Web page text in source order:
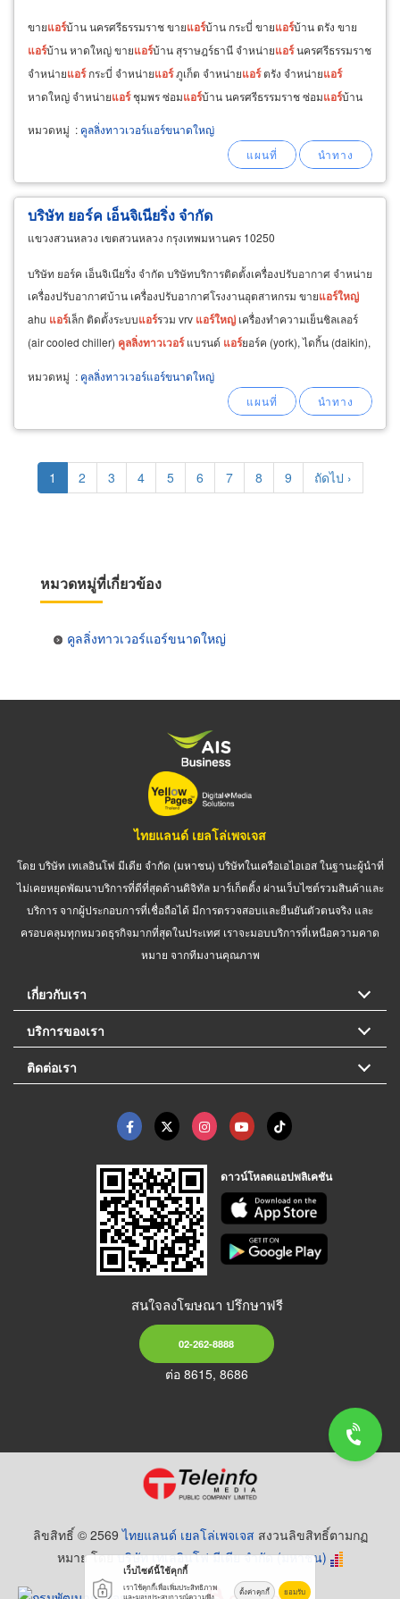
ขายแอร์บ้าน นครศรีธรรมราช ขายแอร์บ้าน กระบี่ ขายแอร์บ้าน ตรัง ขาย
แอร์บ้าน หาดใหญ่ ขายแอร์บ้าน สุราษฎร์ธานี จำหน่ายแอร์นครศรีธรรมราช
จำหน่ายแอร์กระบี่ จำหน่ายแอร์ภูเก็ต จำหน่ายแอร์ตรัง จำหน่ายแอร์
หาดใหญ่ จำหน่ายแอร์ชุมพร ซ่อมแอร์บ้าน นครศรีธรรมราช ซ่อมแอร์บ้าน
บ้าน ตรัง ซ่อม
หมวดหมู่ : คูลลิ่งทาวเวอร์แอร์ขนาดใหญ่
บริษัท ยอร์ค เอ็นจิเนียริ่ง จำกัด
แขวงสวนหลวง เขตสวนหลวง กรุงเทพมหานคร 10250
บริษัท ยอร์ค เอ็นจิเนียริ่ง จำกัด บริษัทบริการติดตั้งเครื่องปรับอากาศ จำหน่าย
เครื่องปรับอากาศบ้าน เครื่องปรับอากาศโรงงานอุตสาหกรม ขายแอร์ใหญ่
ahu แอร์เล็ก ติดตั้งระบบแอร์รวม vrv แอร์ใหญ่ เครื่องทำความเย็นชิลเลอร์
(air cooled chiller) คูลลิ่งทาวเวอร์แบรนด์ แอร์ยอร์ค (york), ไดกิ้น (daikin),
หมวดหมู่ : คูลลิ่งทาวเวอร์แอร์ขนาดใหญ่
Pagination
Current
page
1 Page
2 Page
3 Page
4 Page
5 Page
6 Page
7 Page
8 Page
9
Next
page
ถัดไป ›
หมวดหมู่ที่เกี่ยวข้อง
คูลลิ่งทาวเวอร์แอร์ขนาดใหญ่
ไทยแลนด์ เยลโล่เพจเจส
โดย บริษัท เทเลอินโฟ มีเดีย จำกัด (มหาชน) บริษัทในเครือเอไอเอส ในฐานะผู้นำที่
ไม่เคยหยุดพัฒนาบริการที่ดีที่สุดด้านดิจิทัล มาร์เก็ตติ้ง ผ่านเว็บไซต์รวมสินค้าและ
บริการ จากผู้ประกอบการที่เชื่อถือได้ มีการตรวจสอบและยืนยันตัวตนจริง และ
ครอบคลุมทุกหมวดธุรกิจมากที่สุดในประเทศ เราจะมอบบริการที่เหนือความคาด
หมาย จากทีมงานคุณภาพ
เกี่ยวกับเรา
บริการของเรา
ติดต่อเรา
ดาวน์โหลดแอปพลิเคชัน
สนใจลงโฆษณา ปรึกษาฟรี
02-262-8888
ต่อ 8615, 8686
ลิขสิทธิ์ © 2569ไทยแลนด์ เยลโล่เพจเจส สงวนลิขสิทธิ์ตามกฏ
หมาย โดยบริษัท เทเลอินโฟ มีเดีย จำกัด (มหาชน)
เว็บไซต์นี้ใช้คุกกี้
เราใช้คุกกี้เพื่อเพิ่มประสิทธิภาพ
และมอบประสบการณ์ความพึง
ตั้งค่าคุกกี้ ยอมรับ